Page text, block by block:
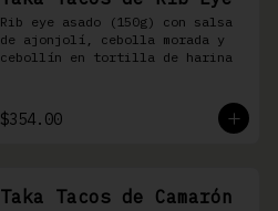
Rib eye asado (150g) con salsa
de ajonjolí, cebolla morada y
cebollín en tortilla de harina
$354.00
Taka Tacos de Camarón